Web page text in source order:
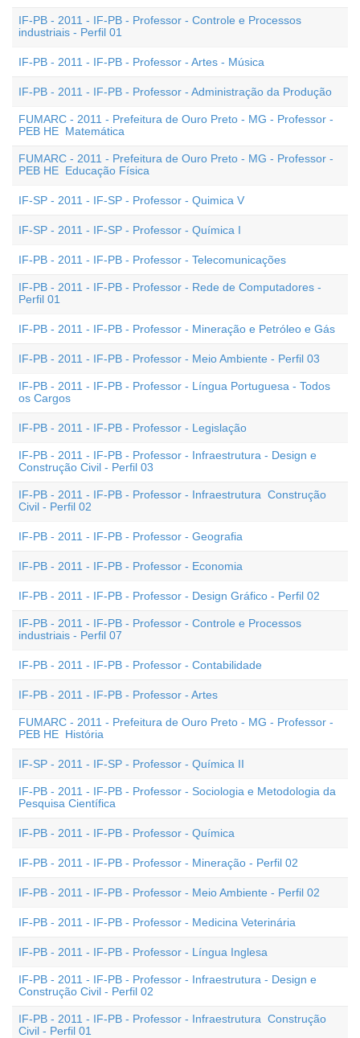
IF-PB - 2011 - IF-PB - Professor - Controle e Processos
industriais - Perfil 01
IF-PB - 2011 - IF-PB - Professor - Artes - Música
IF-PB - 2011 - IF-PB - Professor - Administração da Produção
FUMARC - 2011 - Prefeitura de Ouro Preto - MG - Professor -
PEB HE  Matemática
FUMARC - 2011 - Prefeitura de Ouro Preto - MG - Professor -
PEB HE  Educação Física
IF-SP - 2011 - IF-SP - Professor - Quimica V
IF-SP - 2011 - IF-SP - Professor - Química I
IF-PB - 2011 - IF-PB - Professor - Telecomunicações
IF-PB - 2011 - IF-PB - Professor - Rede de Computadores -
Perfil 01
IF-PB - 2011 - IF-PB - Professor - Mineração e Petróleo e Gás
IF-PB - 2011 - IF-PB - Professor - Meio Ambiente - Perfil 03
IF-PB - 2011 - IF-PB - Professor - Língua Portuguesa - Todos
os Cargos
IF-PB - 2011 - IF-PB - Professor - Legislação
IF-PB - 2011 - IF-PB - Professor - Infraestrutura - Design e
Construção Civil - Perfil 03
IF-PB - 2011 - IF-PB - Professor - Infraestrutura  Construção
Civil - Perfil 02
IF-PB - 2011 - IF-PB - Professor - Geografia
IF-PB - 2011 - IF-PB - Professor - Economia
IF-PB - 2011 - IF-PB - Professor - Design Gráfico - Perfil 02
IF-PB - 2011 - IF-PB - Professor - Controle e Processos
industriais - Perfil 07
IF-PB - 2011 - IF-PB - Professor - Contabilidade
IF-PB - 2011 - IF-PB - Professor - Artes
FUMARC - 2011 - Prefeitura de Ouro Preto - MG - Professor -
PEB HE  História
IF-SP - 2011 - IF-SP - Professor - Química II
IF-PB - 2011 - IF-PB - Professor - Sociologia e Metodologia da
Pesquisa Científica
IF-PB - 2011 - IF-PB - Professor - Química
IF-PB - 2011 - IF-PB - Professor - Mineração - Perfil 02
IF-PB - 2011 - IF-PB - Professor - Meio Ambiente - Perfil 02
IF-PB - 2011 - IF-PB - Professor - Medicina Veterinária
IF-PB - 2011 - IF-PB - Professor - Língua Inglesa
IF-PB - 2011 - IF-PB - Professor - Infraestrutura - Design e
Construção Civil - Perfil 02
IF-PB - 2011 - IF-PB - Professor - Infraestrutura  Construção
Civil - Perfil 01